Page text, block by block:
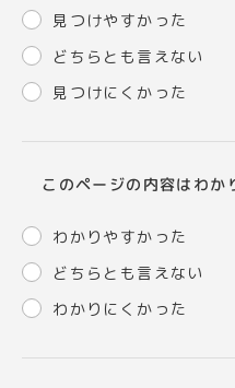
見つけやすかった
どちらとも言えない
見つけにくかった
このページの内容はわか
わかりやすかった
どちらとも言えない
わかりにくかった